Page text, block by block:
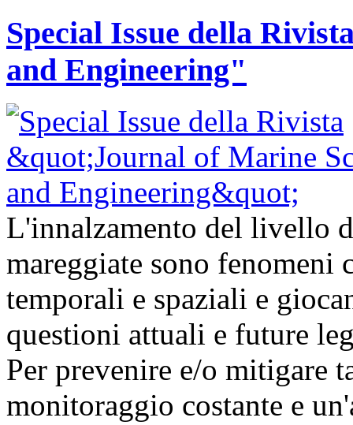
Special Issue della
and Engineering"
L'innalzamento del livello
mareggiate sono fenomeni
temporali e spaziali e
questioni attuali e future
Per prevenire e/o mitigare
monitoraggio costante e